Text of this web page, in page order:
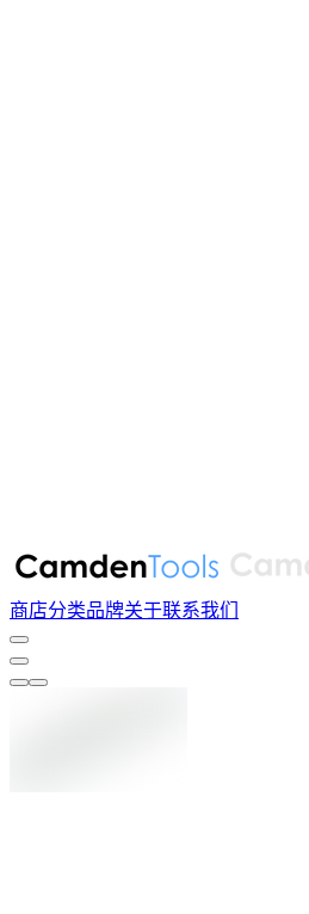
商店分类品牌关于联系我们